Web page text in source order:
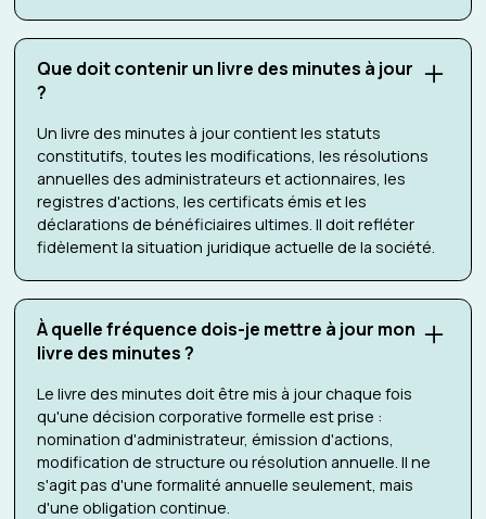
Que doit contenir un livre des minutes à jour
?
Un livre des minutes à jour contient les statuts
constitutifs, toutes les modifications, les résolutions
annuelles des administrateurs et actionnaires, les
registres d'actions, les certificats émis et les
déclarations de bénéficiaires ultimes. Il doit refléter
fidèlement la situation juridique actuelle de la société.
À quelle fréquence dois-je mettre à jour mon
livre des minutes ?
Le livre des minutes doit être mis à jour chaque fois
qu'une décision corporative formelle est prise :
nomination d'administrateur, émission d'actions,
modification de structure ou résolution annuelle. Il ne
s'agit pas d'une formalité annuelle seulement, mais
d'une obligation continue.